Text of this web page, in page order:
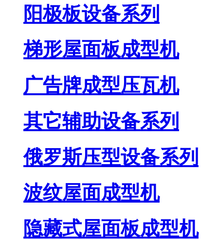
阳极板设备系列
梯形屋面板成型机
广告牌成型压瓦机
其它辅助设备系列
俄罗斯压型设备系列
波纹屋面成型机
隐藏式屋面板成型机